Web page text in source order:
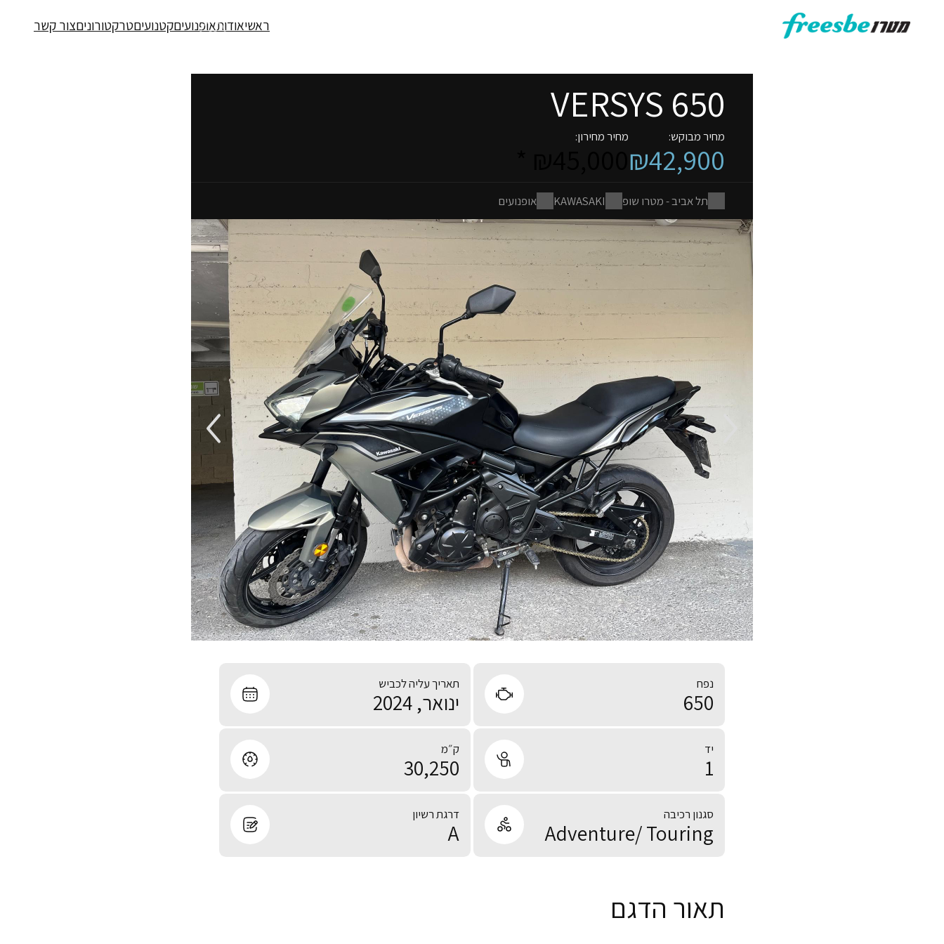
ראשיאודותאופנועיםקטנועיםטרקטורוניםצור קשר
VERSYS 650
מחיר מבוקש:
₪42,900
מחיר מחירון:
תל אביב - מטרו שופ KAWASAKI אופנועים
נפח
650
תאריך עליה לכביש
ינואר, 2024
יד
1
ק״מ
30,250
סגנון רכיבה
Adventure/ Touring
דרגת רשיון
A
תאור הדגם